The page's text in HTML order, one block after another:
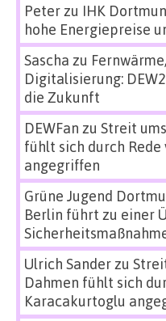
Peterzu IHK
hohe Energiepreise
Sascha zu
Digitalisierung:
die Zukunft
DEWFan zu Streit
fühlt sich durch
angegriffen
Grüne Jugend
Berlin führt zu einer
Ulrich Sanderzu
Dahmen fühlt sich
Karacakurtoglu